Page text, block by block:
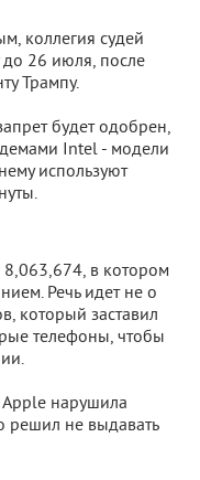
коллегия судей
26 июля, после
Трампу.
будет одобрен,
Intel - модели
используют
в котором
Речь идет не о
который заставил
телефоны, чтобы
Apple нарушила
решил не выдавать